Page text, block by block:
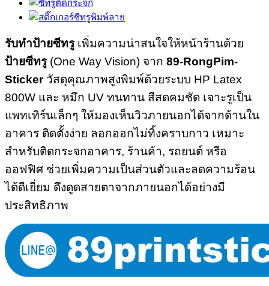
รับทำป้ายซีทรู เพิ่มความน่าสนใจให้หน้าร้านด้วย
ป้ายซีทรู(One Way Vision) จาก 89-RongPim-
Stickerวัสดุคุณภาพสูงพิมพ์ด้วยระบบ HP Latex
800W และ หมึก UV ทนทาน สีสดคมชัด เจาะรูเป็น
แพทเทิร์นเล็กๆ ให้มองเห็นวิวภายนอกได้จากด้านใน
อาคาร ติดตั้งง่าย ลอกออกไม่ทิ้งคราบกาว เหมาะ
สำหรับติดกระจกอาคาร, ร้านค้า, รถยนต์ หรือ
ออฟฟิศ ช่วยเพิ่มความเป็นส่วนตัวและลดความร้อน
ได้ดีเยี่ยม ดึงดูดสายตาจากภายนอกได้อย่างมี
ประสิทธิภาพ